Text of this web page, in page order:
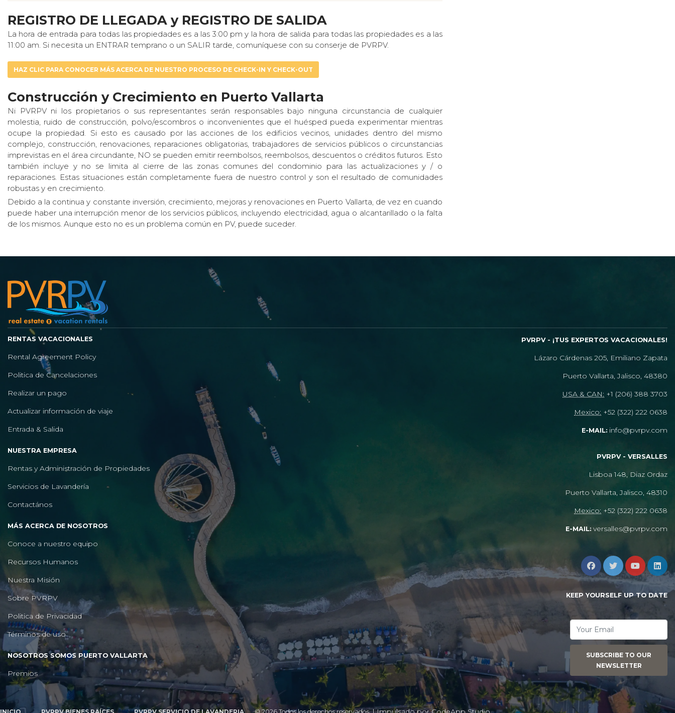
REGISTRO DE LLEGADA y REGISTRO DE SALIDA
La hora de entrada para todas las propiedades es a las 3:00 pm y la hora de salida para todas las propiedades es a las
11:00 am. Si necesita un ENTRAR temprano o un SALIR tarde, comuníquese con su conserje de PVRPV.
HAZ CLIC PARA CONOCER MÁS ACERCA DE NUESTRO PROCESO DE CHECK-IN Y CHECK-OUT
Construcción y Crecimiento en Puerto Vallarta
Ni PVRPV ni los propietarios o sus representantes serán responsables bajo ninguna circunstancia de cualquier
molestia, ruido de construcción, polvo/escombros o inconvenientes que el huésped pueda experimentar mientras
ocupe la propiedad. Si esto es causado por las acciones de los edificios vecinos, unidades dentro del mismo
complejo, construcción, renovaciones, reparaciones obligatorias, trabajadores de servicios públicos o circunstancias
imprevistas en el área circundante, NO se pueden emitir reembolsos, reembolsos, descuentos o créditos futuros. Esto
también incluye y no se limita al cierre de las zonas comunes del condominio para las actualizaciones y / o
reparaciones. Estas situaciones están completamente fuera de nuestro control y son el resultado de comunidades
robustas y en crecimiento.
Debido a la continua y constante inversión, crecimiento, mejoras y renovaciones en Puerto Vallarta, de vez en cuando
puede haber una interrupción menor de los servicios públicos, incluyendo electricidad, agua o alcantarillado o la falta
de los mismos. Aunque esto no es un problema común en PV, puede suceder.
RENTAS VACACIONALES
Rental Agreement Policy
Politica de Cancelaciones
Realizar un pago
Actualizar información de viaje
Entrada & Salida
NUESTRA EMPRESA
Rentas y Administración de Propiedades
Servicios de Lavandería
Contactános
MÁS ACERCA DE NOSOTROS
Conoce a nuestro equipo
Recursos Humanos
Nuestra Misión
Sobre PVRPV
Politica de Privacidad
Términos de uso
NOSOTROS SOMOS PUERTO VALLARTA
Premios
PVRPV - ¡TUS EXPERTOS VACACIONALES!
Lázaro Cárdenas 205, Emiliano Zapata
Puerto Vallarta, Jalisco, 48380
USA & CAN: +1 (206) 388 3703
Mexico: +52 (322) 222 0638
E-MAIL: info@pvrpv.com
PVRPV - VERSALLES
Lisboa 148, Diaz Ordaz
Puerto Vallarta, Jalisco, 48310
Mexico: +52 (322) 222 0638
E-MAIL: versalles@pvrpv.com
KEEP YOURSELF UP TO DATE
SUBSCRIBE TO OUR
NEWSLETTER
INICIO PVRPV BIENES RAÍCES PVRPV SERVICIO DE LAVANDERIA © 2026 Todos los derechos reservados